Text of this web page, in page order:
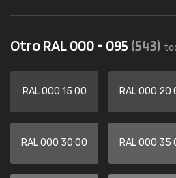
Otro RAL 000 - 095 (543)
RAL 000 15 00 RAL 000 20
RAL 000 30 00 RAL 000 35